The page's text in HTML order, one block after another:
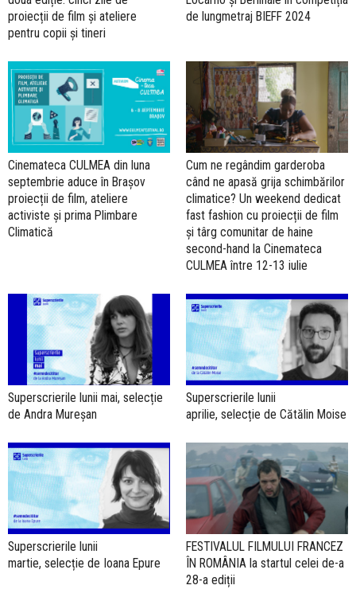
proiecții de film și ateliere
pentru copii și tineri
de lungmetraj BIEFF 2024
Cinemateca CULMEA din luna
septembrie aduce în Brașov
proiecții de film, ateliere
activiste și prima Plimbare
Climatică
Cum ne regândim garderoba
când ne apasă grija schimbărilor
climatice? Un weekend dedicat
fast fashion cu proiecții de film
și târg comunitar de haine
second-hand la Cinemateca
CULMEA între 12-13 iulie
Superscrierile lunii mai, selecție
de Andra Mureșan
Superscrierile lunii
aprilie, selecție de Cătălin Moise
Superscrierile lunii
martie, selecție de Ioana Epure
FESTIVALUL FILMULUI FRANCEZ
ÎN ROMÂNIA la startul celei de-a
28-a ediții